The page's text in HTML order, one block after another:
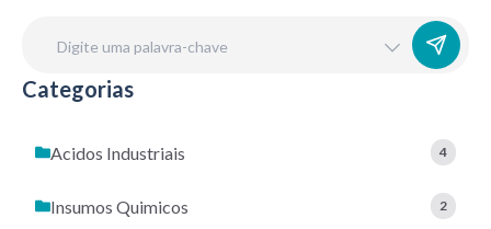
Categorias
Acidos Industriais 4
Insumos Quimicos 2